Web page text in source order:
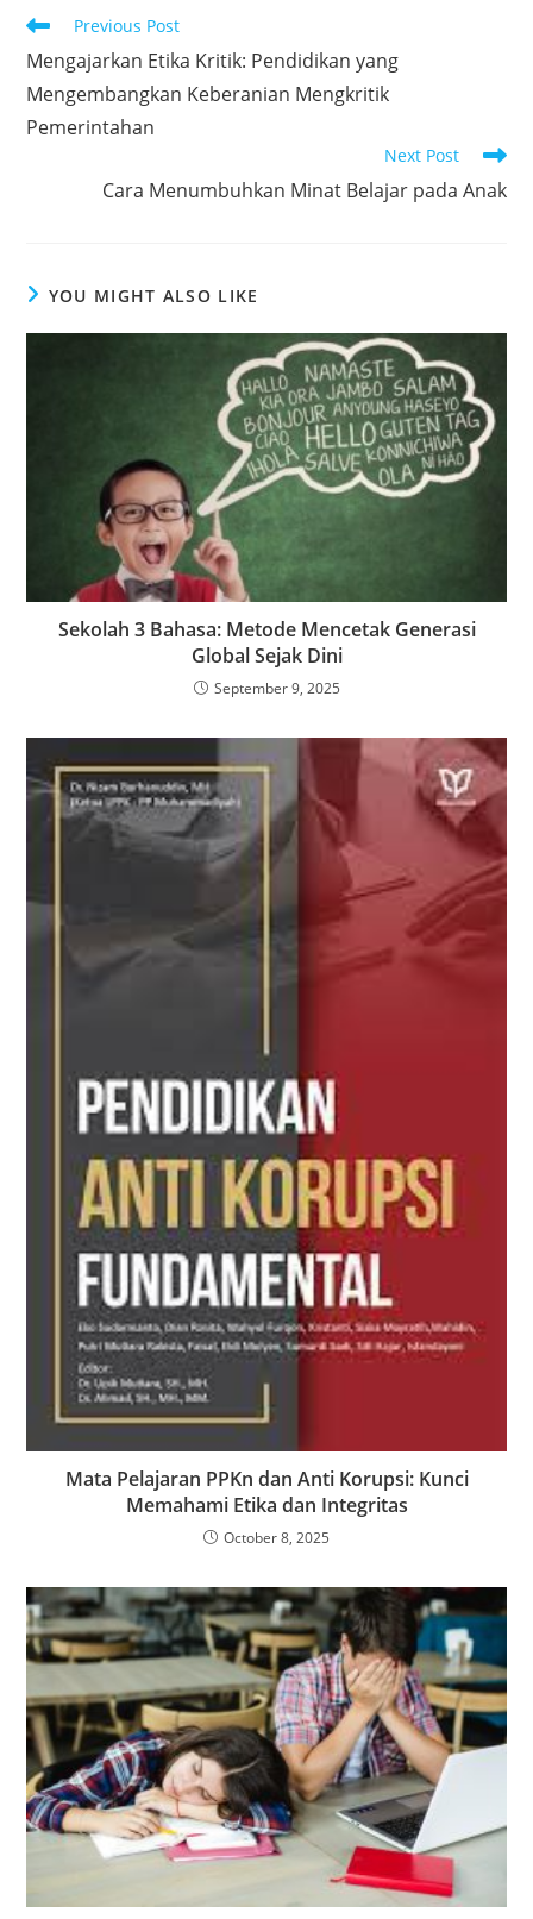
Read
articles
Previous Post
Mengajarkan Etika Kritik: Pendidikan yang
Mengembangkan Keberanian Mengkritik
Pemerintahan
Next Post
Cara Menumbuhkan Minat Belajar pada Anak
YOU MIGHT ALSO LIKE
Sekolah 3 Bahasa: Metode Mencetak Generasi
Global Sejak Dini
September 9, 2025
Mata Pelajaran PPKn dan Anti Korupsi: Kunci
Memahami Etika dan Integritas
October 8, 2025